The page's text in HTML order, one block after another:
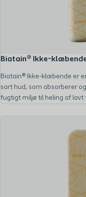
Biatain® Ikke-
Biatain® Ikke-klæbende er
sart hud, som absorberer
fugtigt miljø til heling af